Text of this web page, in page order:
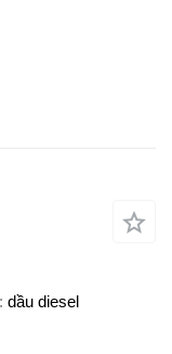
dầu diesel